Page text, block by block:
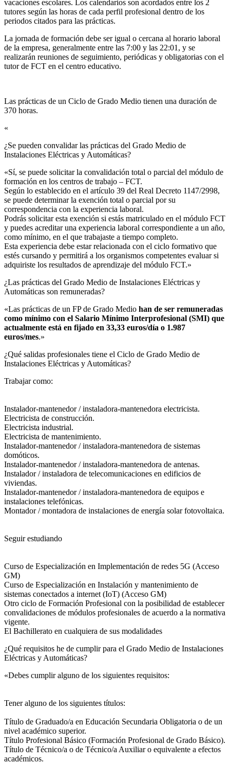
vacaciones escolares. Los calendarios son acordados entre los 2
tutores según las horas de cada perfil profesional dentro de los
periodos citados para las prácticas.
La jornada de formación debe ser igual o cercana al horario laboral
de la empresa, generalmente entre las 7:00 y las 22:01, y se
realizarán reuniones de seguimiento, periódicas y obligatorias con el
tutor de FCT en el centro educativo.
Las prácticas de un Ciclo de Grado Medio tienen una duración de
370 horas.
«
¿Se pueden convalidar las prácticas del Grado Medio de
Instalaciones Eléctricas y Automáticas?​
«Sí, se puede solicitar la convalidación total o parcial del módulo de
formación en los centros de trabajo – FCT.
Según lo establecido en el artículo 39 del Real Decreto 1147/2998,
se puede determinar la exención total o parcial por su
correspondencia con la experiencia laboral.
Podrás solicitar esta exención si estás matriculado en el módulo FCT
y puedes acreditar una experiencia laboral correspondiente a un año,
como mínimo, en el que trabajaste a tiempo completo.
Esta experiencia debe estar relacionada con el ciclo formativo que
estés cursando y permitirá a los organismos competentes evaluar si
adquiriste los resultados de aprendizaje del módulo FCT.»
¿Las prácticas del Grado Medio de Instalaciones Eléctricas y
Automáticas son remuneradas?​
«Las prácticas de un FP de Grado Medio han de ser remuneradas
como mínimo con el Salario Mínimo Interprofesional (SMI) que
actualmente está en fijado en 33,33 euros/día o 1.987
euros/mes.»
¿Qué salidas profesionales tiene el Ciclo de Grado Medio de
Instalaciones Eléctricas y Automáticas?​
Trabajar como:
Instalador-mantenedor / instaladora-mantenedora electricista.
Electricista de construcción.
Electricista industrial.
Electricista de mantenimiento.
Instalador-mantenedor / instaladora-mantenedora de sistemas
domóticos.
Instalador-mantenedor / instaladora-mantenedora de antenas.
Instalador / instaladora de telecomunicaciones en edificios de
viviendas.
Instalador-mantenedor / instaladora-mantenedora de equipos e
instalaciones telefónicas.
Montador / montadora de instalaciones de energía solar fotovoltaica.
Seguir estudiando
Curso de Especialización en Implementación de redes 5G (Acceso
GM)
Curso de Especialización en Instalación y mantenimiento de
sistemas conectados a internet (IoT) (Acceso GM)
Otro ciclo de Formación Profesional con la posibilidad de establecer
convalidaciones de módulos profesionales de acuerdo a la normativa
vigente.
El Bachillerato en cualquiera de sus modalidades
¿Qué requisitos he de cumplir para el Grado Medio de Instalaciones
Eléctricas y Automáticas?
«Debes cumplir alguno de los siguientes requisitos:
Tener alguno de los siguientes títulos:
Título de Graduado/a en Educación Secundaria Obligatoria o de un
nivel académico superior.
Título Profesional Básico (Formación Profesional de Grado Básico).
Título de Técnico/a o de Técnico/a Auxiliar o equivalente a efectos
académicos.